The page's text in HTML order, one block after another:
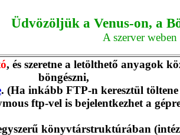
Üdvözöljük a Venus-on, a
A szerver
, és szeretne a letölthető anyagok
böngészni,
. (Ha inkább FTP-n keresztül töltene
ftp-vel is bejelentkezhet a
könyvtárstruktúrában